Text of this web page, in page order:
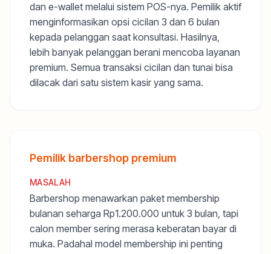
dan e-wallet melalui sistem POS-nya. Pemilik aktif
menginformasikan opsi cicilan 3 dan 6 bulan
kepada pelanggan saat konsultasi. Hasilnya,
lebih banyak pelanggan berani mencoba layanan
premium. Semua transaksi cicilan dan tunai bisa
dilacak dari satu sistem kasir yang sama.
Pemilik barbershop premium
MASALAH
Barbershop menawarkan paket membership
bulanan seharga Rp1.200.000 untuk 3 bulan, tapi
calon member sering merasa keberatan bayar di
muka. Padahal model membership ini penting